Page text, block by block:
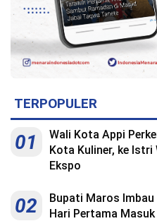
TERPOPULER
01
Wali Kota Appi
Kota Kuliner, ke Istri
Ekspo
02
Bupati Maros Imbau
Hari Pertama Masuk